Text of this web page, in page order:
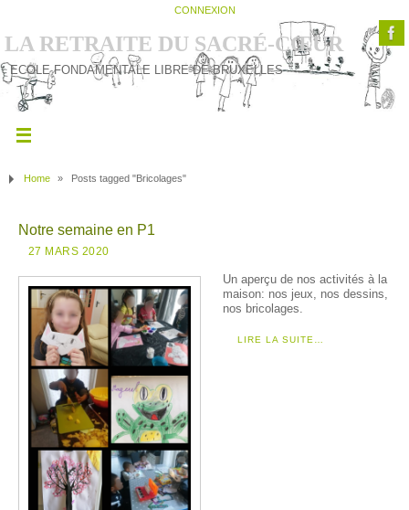
CONNEXION
LA RETRAITE DU SACRÉ-CŒUR
ECOLE FONDAMENTALE LIBRE DE BRUXELLES
Home » Posts tagged "Bricolages"
Notre semaine en P1
27 MARS 2020
Un aperçu de nos activités à la
maison: nos jeux, nos dessins,
nos bricolages.
LIRE LA SUITE…